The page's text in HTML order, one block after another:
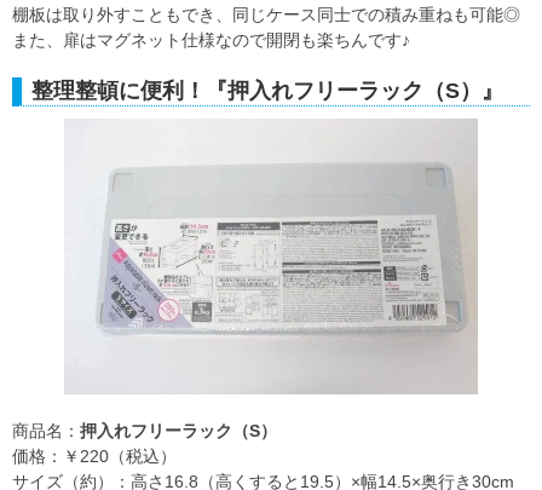
棚板は取り外すこともでき、同じケース同士での積み重ねも可能◎
また、扉はマグネット仕様なので開閉も楽ちんです♪
整理整頓に便利！『押入れフリーラック（S）』
商品名： 押入れフリーラック（S）
価格：￥220（税込）
サイズ（約）：高さ16.8（高くすると19.5）×幅14.5×奥行き30cm